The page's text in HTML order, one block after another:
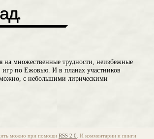
на множественные трудности, неизбежные
игр по Ежовью. И в планах участников
с небольшими лирическими
можно при помощиRSS 2.0 . И комментарии и пинги